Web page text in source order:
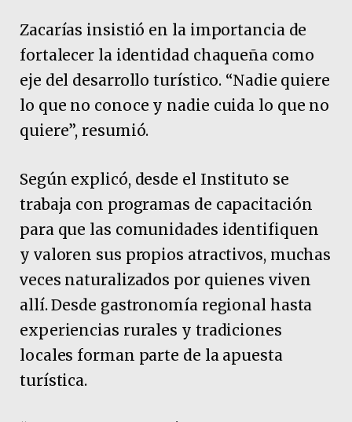
Zacarías insistió en la importancia de
fortalecer la identidad chaqueña como
eje del desarrollo turístico. “Nadie quiere
lo que no conoce y nadie cuida lo que no
quiere”, resumió.
Según explicó, desde el Instituto se
trabaja con programas de capacitación
para que las comunidades identifiquen
y valoren sus propios atractivos, muchas
veces naturalizados por quienes viven
allí. Desde gastronomía regional hasta
experiencias rurales y tradiciones
locales forman parte de la apuesta
turística.